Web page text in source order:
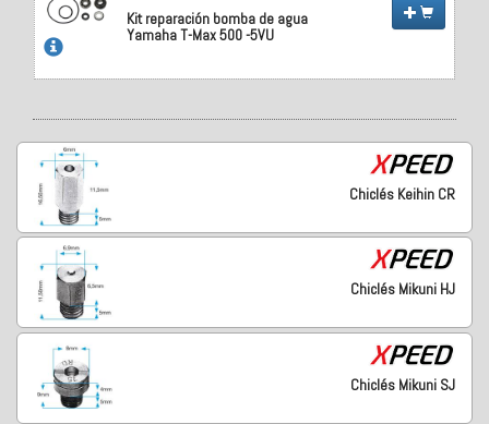
Kit reparación bomba de agua
Yamaha T-Max 500 -5VU
Chiclés Keihin CR
Chiclés Mikuni HJ
Chiclés Mikuni SJ